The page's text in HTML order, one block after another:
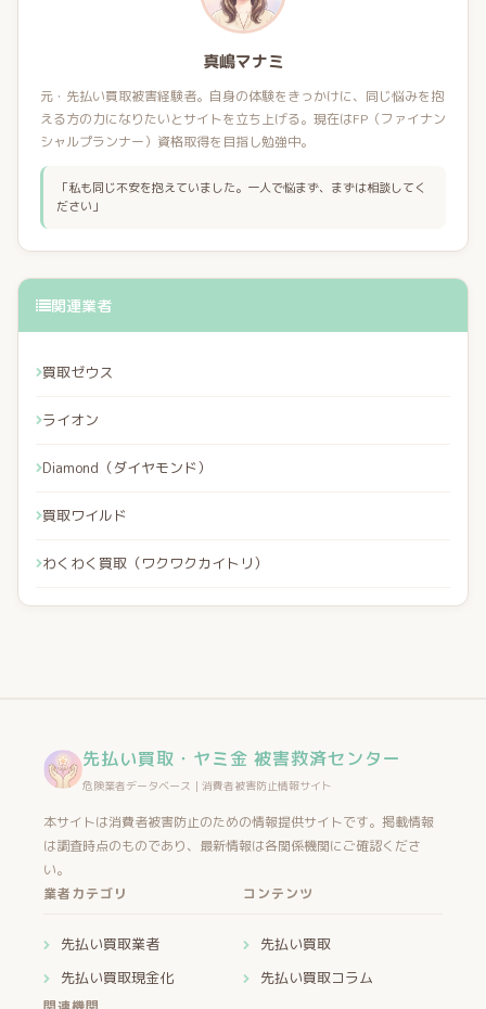
真嶋マナミ
元・先払い買取被害経験者。自身の体験をきっかけに、同じ悩みを抱
える方の力になりたいとサイトを立ち上げる。現在はFP（ファイナン
シャルプランナー）資格取得を目指し勉強中。
「私も同じ不安を抱えていました。一人で悩まず、まずは相談してく
ださい」
関連業者
買取ゼウス
ライオン
Diamond（ダイヤモンド）
買取ワイルド
わくわく買取（ワクワクカイトリ）
先払い買取・ヤミ金 被害救済センター
危険業者データベース｜消費者被害防止情報サイト
本サイトは消費者被害防止のための情報提供サイトです。掲載情報
は調査時点のものであり、最新情報は各関係機関にご確認くださ
い。
業者カテゴリ
先払い買取業者
先払い買取現金化
コンテンツ
先払い買取
先払い買取コラム